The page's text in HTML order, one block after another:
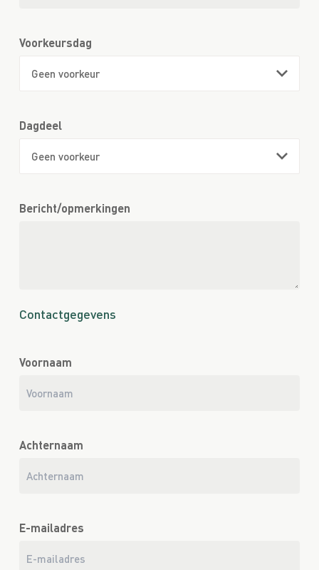
Voorkeursdag
Dagdeel
Bericht/opmerkingen
Contactgegevens
Voornaam
Achternaam
E-mailadres